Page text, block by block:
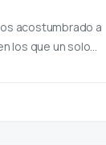
acostumbrado a
los que un solo…